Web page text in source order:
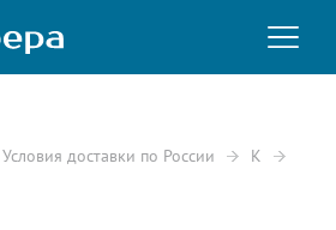
Условия доставки по России К